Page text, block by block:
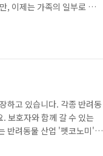
, 이제는 가족의 일부로 여
집사’라고 부르는 재밌는
위해선 어떻게 해야할까
하고 있습니다. 각종 반려동
보호자와 함께 갈 수 있는
반려동물 산업 '펫코노미'에